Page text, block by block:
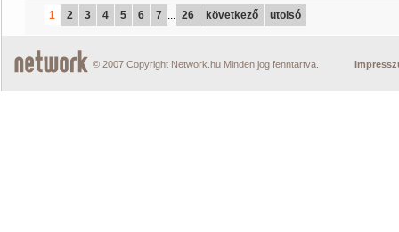
1 2 3 4 5 6 7 ... 26 következő utolsó
© 2007 Copyright Network.hu Minden jog fenntartva.